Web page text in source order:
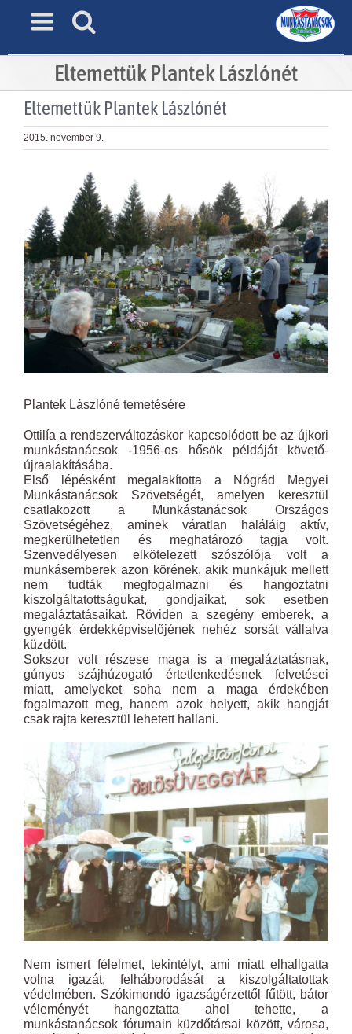
Eltemettük Plantek Lászlónét
Eltemettük Plantek Lászlónét
2015. november 9.
Image
Plantek Lászlóné temetésére
Ottilía a rendszerváltozáskor kapcsolódott be az újkori
munkástanácsok -1956-os hősök példáját követő-
újraalakításába.
Első lépésként megalakította a Nógrád Megyei
Munkástanácsok Szövetségét, amelyen keresztül
csatlakozott a Munkástanácsok Országos
Szövetségéhez, aminek váratlan haláláig aktív,
megkerülhetetlen és meghatározó tagja volt.
Szenvedélyesen elkötelezett szószólója volt a
munkásemberek azon körének, akik munkájuk mellett
nem tudták megfogalmazni és hangoztatni
kiszolgáltatottságukat, gondjaikat, sok esetben
megaláztatásaikat. Röviden a szegény emberek, a
gyengék érdekképviselőjének nehéz sorsát vállalva
küzdött.
Sokszor volt részese maga is a megaláztatásnak,
gúnyos szájhúzogató értetlenkedésnek felvetései
miatt, amelyeket soha nem a maga érdekében
fogalmazott meg, hanem azok helyett, akik hangját
csak rajta keresztül lehetett hallani.
Nem ismert félelmet, tekintélyt, ami miatt elhallgatta
volna igazát, felháborodását a kiszolgáltatottak
védelmében. Szókimondó igazságérzettől fűtött, bátor
véleményét hangoztatta ahol tehette, a
munkástanácsok fórumain küzdőtársai között, városa,